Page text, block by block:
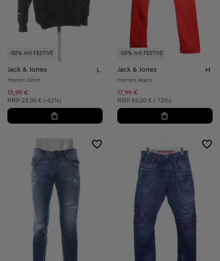
-50% mit FESTIVE
Jack & Jones
Herren Shirt
15,99 €
Unverbindliche Preisempfehlung:
RRP 28,00 € (-42%)
-50% mit FESTIVE
Jack & Jones M
Herren Jeans
17,99 €
Unverbindliche Preisempfehlung:
RRP 69,00 € (-73%)